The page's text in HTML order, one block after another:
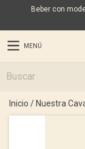
Beber con
MENÚ
Inicio / Nuestra